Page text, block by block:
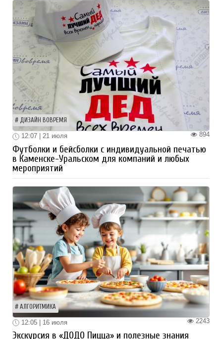
ДИЗАЙН ВОВРЕМЯ
894
12:07 | 21 июля
Футболки и бейсболки с индивидуальной печатью
в Каменске-Уральском для компаний и любых
мероприятий
АЛГОРИТМИКА
2243
12:05 | 16 июля
Экскурсия в «ДОДО Пицца» и полезные знания